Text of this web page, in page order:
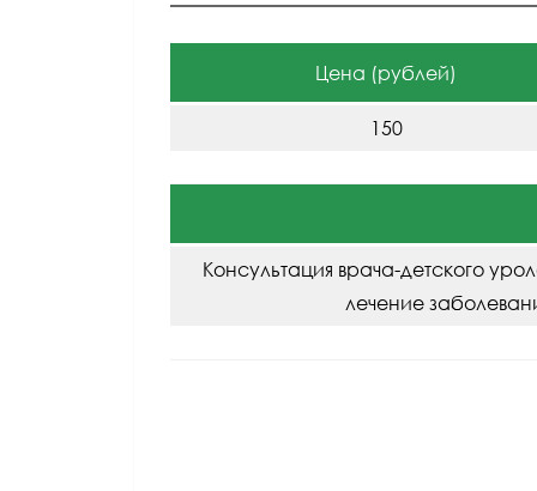
Цена (рублей)
150
Консультация врача-детского
лечение